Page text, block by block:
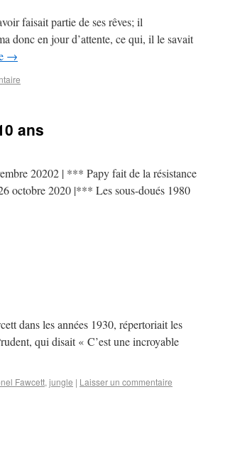
faisait partie de ses rêves; il
donc en jour d’attente, ce qui, il le savait
→
ans
20202 | *** Papy fait de la résistance
octobre 2020 |*** Les sous-doués 1980
dans les années 1930, répertoriait les
qui disait « C’est une incroyable
Fawcett, jungle | Laisser un commentaire